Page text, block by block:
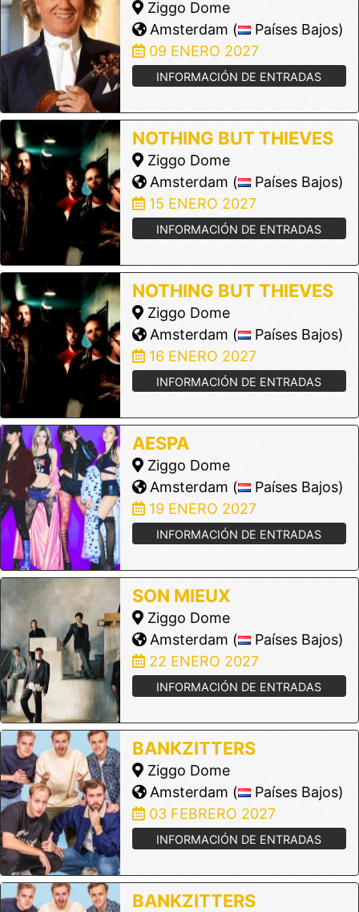
Ziggo Dome
Amsterdam (
Países Bajos)
09 ENERO 2027
INFORMACIÓN DE ENTRADAS
NOTHING BUT THIEVES
Ziggo Dome
Amsterdam (
Países Bajos)
15 ENERO 2027
INFORMACIÓN DE ENTRADAS
NOTHING BUT THIEVES
Ziggo Dome
Amsterdam (
Países Bajos)
16 ENERO 2027
INFORMACIÓN DE ENTRADAS
AESPA
Ziggo Dome
Amsterdam (
Países Bajos)
19 ENERO 2027
INFORMACIÓN DE ENTRADAS
SON MIEUX
Ziggo Dome
Amsterdam (
Países Bajos)
22 ENERO 2027
INFORMACIÓN DE ENTRADAS
BANKZITTERS
Ziggo Dome
Amsterdam (
Países Bajos)
03 FEBRERO 2027
INFORMACIÓN DE ENTRADAS
BANKZITTERS